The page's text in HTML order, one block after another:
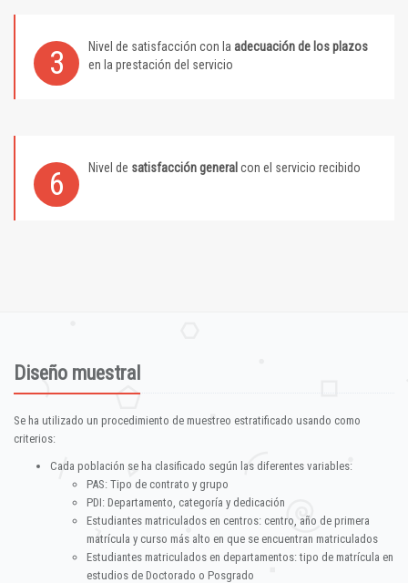
3 Nivel de satisfacción con la adecuación de los plazos
en la prestación del servicio
6 Nivel de satisfacción general con el servicio recibido
Diseño muestral
Se ha utilizado un procedimiento de muestreo estratificado usando como
criterios:
Cada población se ha clasificado según las diferentes variables:
PAS: Tipo de contrato y grupo
PDI: Departamento, categoría y dedicación
Estudiantes matriculados en centros: centro, año de primera
matrícula y curso más alto en que se encuentran matriculados
Estudiantes matriculados en departamentos: tipo de matrícula en
estudios de Doctorado o Posgrado